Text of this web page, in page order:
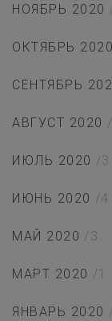
НОЯБРЬ 2020
ОКТЯБРЬ 2020
СЕНТЯБРЬ
АВГУСТ 2020
ИЮЛЬ 2020 /3
ИЮНЬ 2020 /4
МАЙ 2020 /3
МАРТ 2020 /1
ЯНВАРЬ 2020